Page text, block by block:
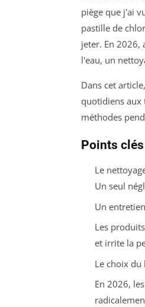
piège que j'ai
pastille de
jeter. En 2026,
l'eau, un
Dans cet
quotidiens aux
méthodes
Points
Le
Un seul
Un
Les
et irrite la
Le choix du
En 2026,